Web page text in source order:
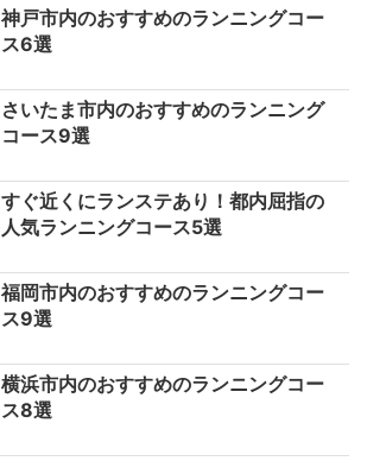
神戸市内のおすすめのランニングコー
ス6選
さいたま市内のおすすめのランニング
コース9選
すぐ近くにランステあり！都内屈指の
人気ランニングコース5選
福岡市内のおすすめのランニングコー
ス9選
横浜市内のおすすめのランニングコー
ス8選